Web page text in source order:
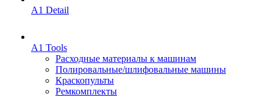
A1 Detail
A1 Tools
Расходные материалы к машинам
Полировальные/шлифовальные машины
Краскопульты
Ремкомплекты